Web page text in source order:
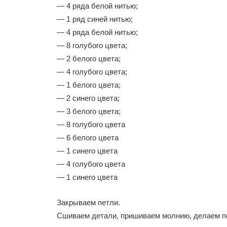
— 4 ряда белой нитью;
— 1 ряд синей нитью;
— 4 ряда белой нитью;
— 8 голубого цвета;
— 2 белого цвета;
— 4 голубого цвета;
— 1 белого цвета;
— 2 синего цвета;
— 3 белого цвета;
— 8 голубого цвета
— 6 белого цвета
— 1 синего цвета
— 4 голубого цвета
— 1 синего цвета
Закрываем петли.
Сшиваем детали, пришиваем молнию, делаем